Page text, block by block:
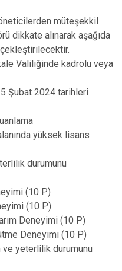
müteşekkil
dikkate alınarak aşağıda
Valiliğinde kadrolu veya
Şubat 2024 tarihleri
yüksek lisans
durumunu
(10 P)
(10 P)
Deneyimi (10 P)
Deneyimi (10 P)
yeterlilik durumunu